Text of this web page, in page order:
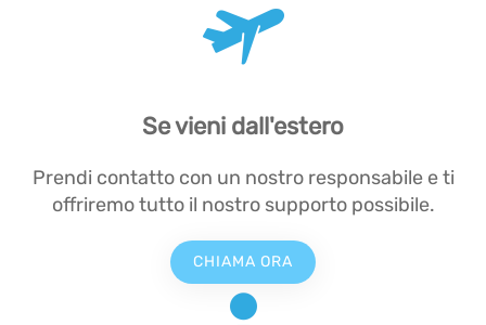
Se vieni dall'estero
Prendi contatto con un nostro responsabile e ti
offriremo tutto il nostro supporto possibile.
CHIAMA ORA